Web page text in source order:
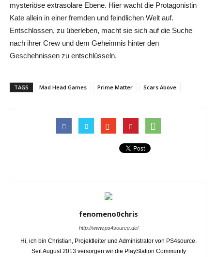
mysteriöse extrasolare Ebene. Hier wacht die Protagonistin
Kate allein in einer fremden und feindlichen Welt auf.
Entschlossen, zu überleben, macht sie sich auf die Suche
nach ihrer Crew und dem Geheimnis hinter den
Geschehnissen zu entschlüsseln.
TAGS Mad Head Games Prime Matter Scars Above
fenomeno0chris
http://www.ps4source.de/
Hi, ich bin Christian, Projektleiter und Administrator von PS4source.
Seit August 2013 versorgen wir die PlayStation Community